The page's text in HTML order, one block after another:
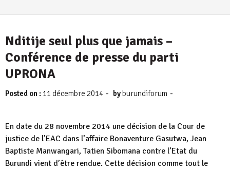
Nditije seul plus que jamais –
Conférence de presse du parti
UPRONA
Posted on : 11 décembre 2014 - by burundiforum -
En date du 28 novembre 2014 une décision de la Cour de
justice de l’EAC dans l’affaire Bonaventure Gasutwa, Jean
Baptiste Manwangari, Tatien Sibomana contre l’Etat du
Burundi vient d’être rendue. Cette décision comme tout le